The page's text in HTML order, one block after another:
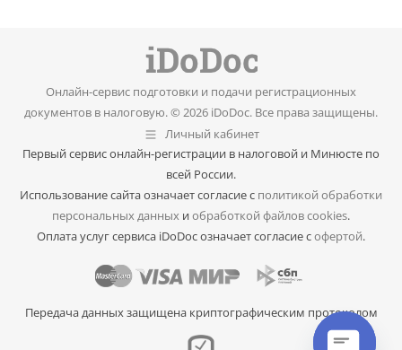
Онлайн-сервис подготовки и подачи регистрационных
документов в налоговую. © 2026 iDoDoc. Все права защищены.
Личный кабинет
Первый сервис онлайн-регистрации в налоговой и Минюсте по
всей России.
Использование сайта означает согласие с политикой обработки
персональных данных иобработкой файлов cookies.
Оплата услуг сервиса iDoDoc означает согласие софертой.
Передача данных защищена криптографическим протоколом